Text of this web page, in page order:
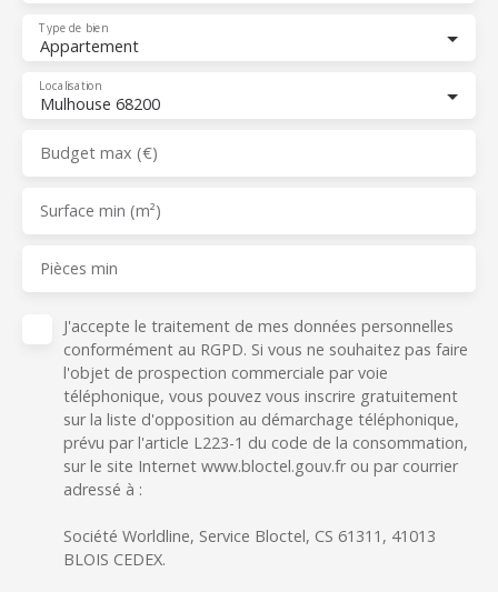
Appartement
Type de bien
Mulhouse 68200
Localisation
Budget max (€)
Surface min (m²)
Pièces min
J'accepte le traitement de mes données personnelles
conformément au RGPD. Si vous ne souhaitez pas faire
l'objet de prospection commerciale par voie
téléphonique, vous pouvez vous inscrire gratuitement
sur la liste d'opposition au démarchage téléphonique,
prévu par l'article L223-1 du code de la consommation,
sur le site Internet www.bloctel.gouv.fr ou par courrier
adressé à :
Société Worldline, Service Bloctel, CS 61311, 41013
BLOIS CEDEX.